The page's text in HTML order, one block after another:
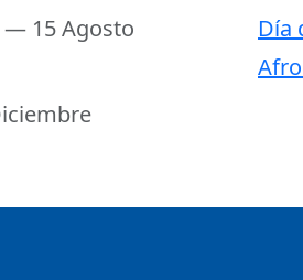
— 15 Agosto
Día